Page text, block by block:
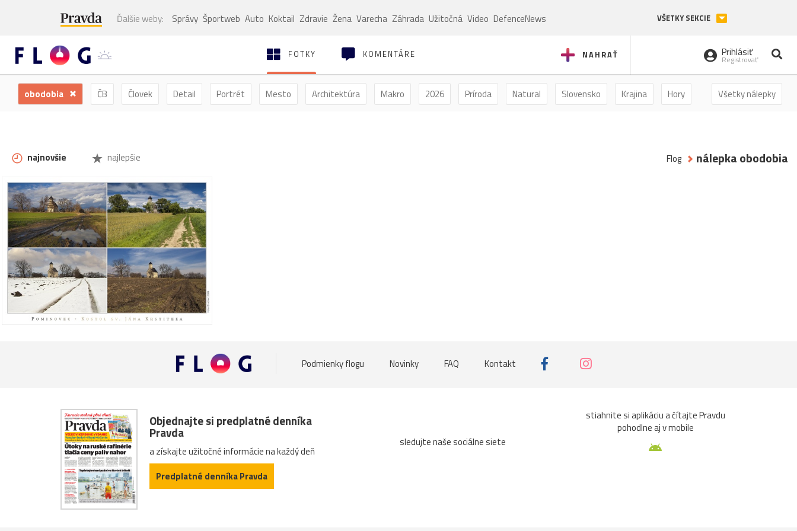
Ďalšie weby: Správy Športweb Auto Koktail Zdravie Žena Varecha Záhrada Užitočná Video DefenceNews VŠETKY SEKCIE
NAHRAŤ
FOTKY KOMENTÁRE Prihlásiť
Registrovať
Všetky nálepky
obodobia ČB Človek Detail Portrét Mesto Architektúra Makro 2026 Príroda Natural Slovensko Krajina Hory
Flog nálepka obodobia
najnovšie najlepšie
Podmienky flogu Novinky FAQ Kontakt
Objednajte si predplatné denníka
Pravda
a získajte užitočné informácie na každý deň
Predplatné denníka Pravda
sledujte naše sociálne siete
stiahnite si aplikáciu a čítajte Pravdu
pohodlne aj v mobile